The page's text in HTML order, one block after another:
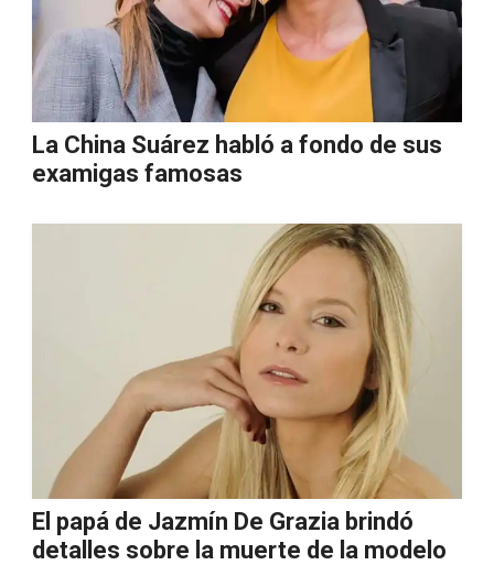
La China Suárez habló a fondo de sus
examigas famosas
El papá de Jazmín De Grazia brindó
detalles sobre la muerte de la modelo